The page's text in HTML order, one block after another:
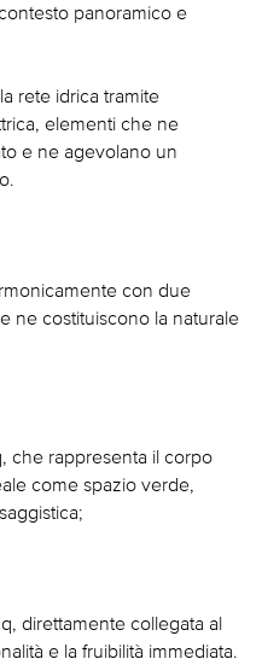
panoramico e
rete idrica tramite
elementi che ne
e ne agevolano un
con due
ne costituiscono la naturale
che rappresenta il corpo
come spazio verde,
direttamente collegata al
e la fruibilità immediata.